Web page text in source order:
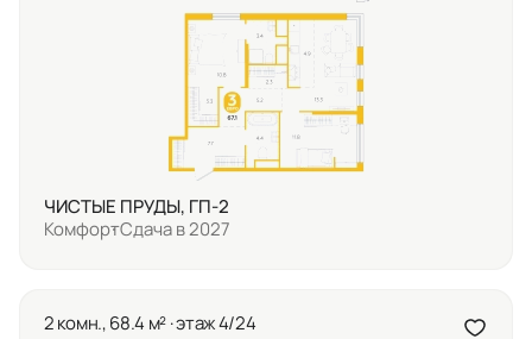
ЧИСТЫЕ ПРУДЫ, ГП-2
КомфортСдача в 2027
2 комн., 68.4 м² · этаж 4/24